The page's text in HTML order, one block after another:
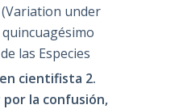
under
las Especies
cientifista 2.
por la confusión,